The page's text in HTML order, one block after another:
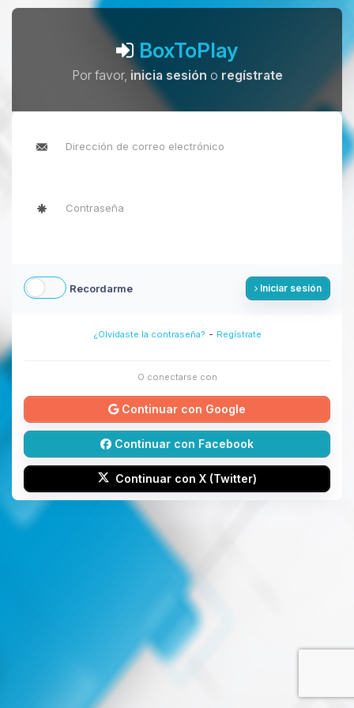
BoxToPlay
Por favor, inicia sesión o regístrate
Recordarme Iniciar sesión
¿Olvidaste la contraseña? - Regístrate
O conectarse con
Continuar con Google
Continuar con Facebook
Continuar con X (Twitter)